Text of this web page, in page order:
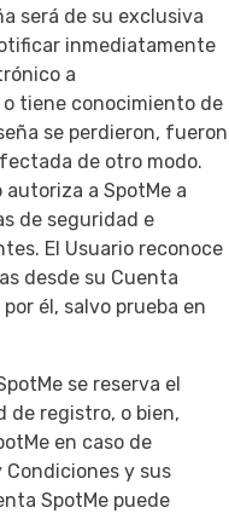
será de su exclusiva
inmediatamente
a
tiene conocimiento de
se perdieron, fueron
de otro modo.
a SpotMe a
de seguridad e
El Usuario reconoce
desde su Cuenta
él, salvo prueba en
se reserva el
de registro, o bien,
en caso de
y sus
SpotMe puede